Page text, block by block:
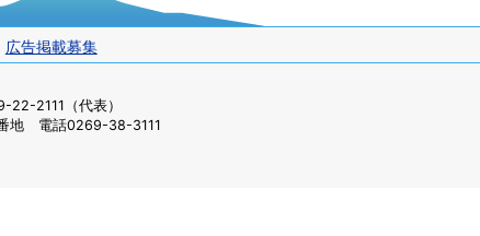
広告掲載募集
2111（代表）
地 電話0269-38-3111